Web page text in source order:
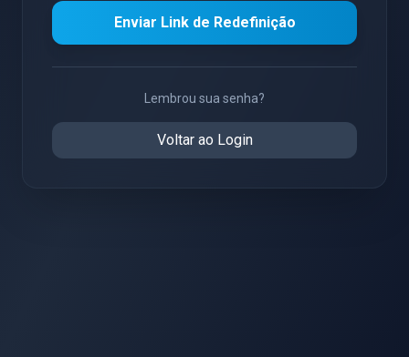
Enviar Link de Redefinição
Lembrou sua senha?
Voltar ao Login